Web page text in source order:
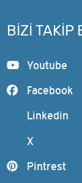
BIZI TAKIP
Youtube
Facebook
Linkedin
X
Pintrest